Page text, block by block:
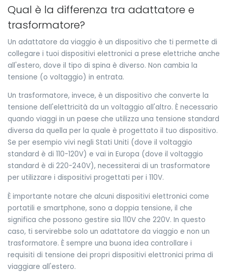
Qual è la differenza tra adattatore e
trasformatore?
Un adattatore da viaggio è un dispositivo che ti permette di
collegare i tuoi dispositivi elettronici a prese elettriche anche
all'estero, dove il tipo di spina è diverso. Non cambia la
tensione (o voltaggio) in entrata.
Un trasformatore, invece, è un dispositivo che converte la
tensione dell'elettricità da un voltaggio all'altro. È necessario
quando viaggi in un paese che utilizza una tensione standard
diversa da quella per la quale è progettato il tuo dispositivo.
Se per esempio vivi negli Stati Uniti (dove il voltaggio
standard è di 110-120V) e vai in Europa (dove il voltaggio
standard è di 220-240V), necessiterai di un trasformatore
per utilizzare i dispositivi progettati per i 110V.
È importante notare che alcuni dispositivi elettronici come
portatili e smartphone, sono a doppia tensione, il che
significa che possono gestire sia 110V che 220V. In questo
caso, ti servirebbe solo un adattatore da viaggio e non un
trasformatore. È sempre una buona idea controllare i
requisiti di tensione dei propri dispositivi elettronici prima di
viaggiare all'estero.